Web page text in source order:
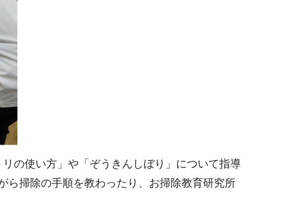
の使い方」や「ぞうきんしぼり」について指導
ら掃除の手順を教わったり、お掃除教育研究所